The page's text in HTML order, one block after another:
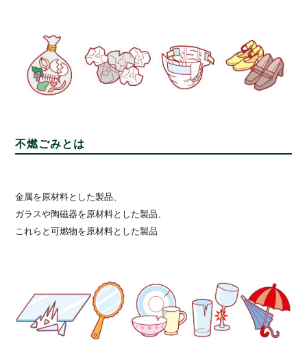
不燃ごみとは
金属を原材料とした製品、
ガラスや陶磁器を原材料とした製品、
これらと可燃物を原材料とした製品